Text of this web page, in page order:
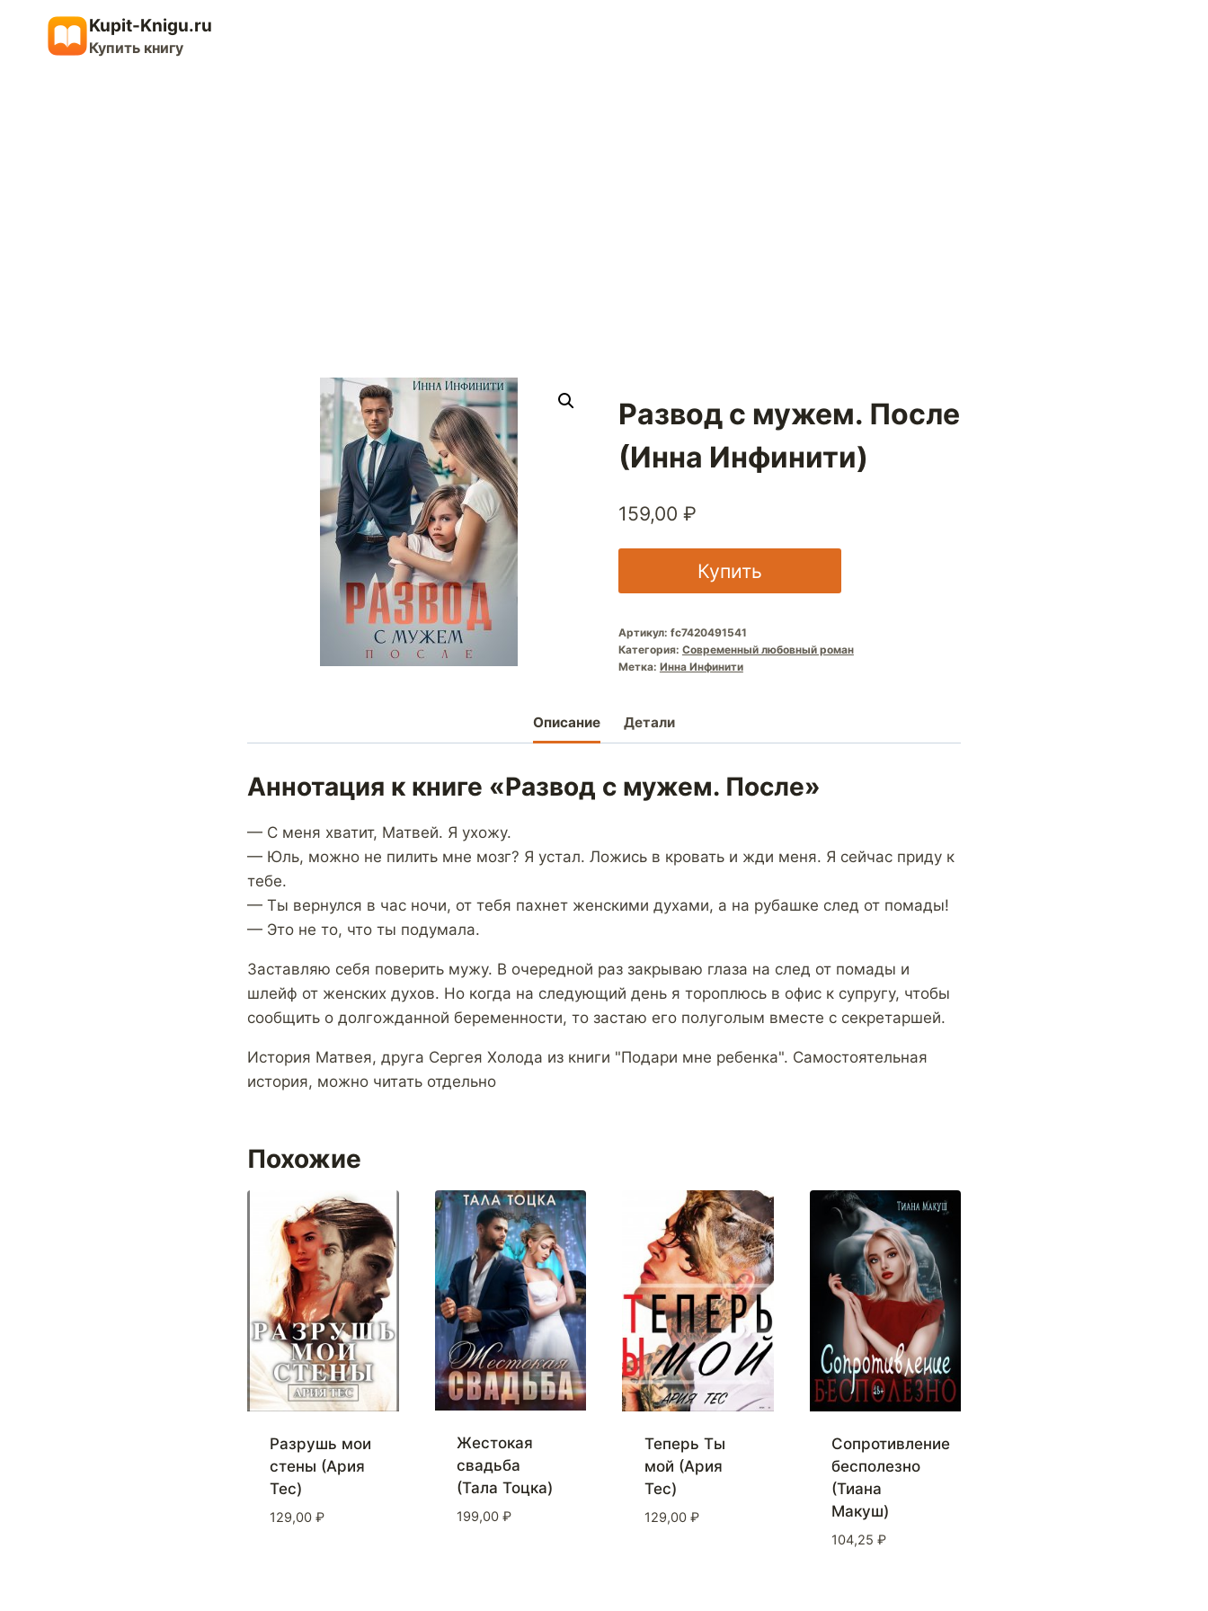
содержимому
Kupit-Knigu.ru
Купить книгу
Развод с мужем. После
(Инна Инфинити)
159,00 ₽
Купить
Артикул: fc7420491541
Категория: Современный любовный роман
Метка: Инна Инфинити
Описание Детали
Аннотация к книге «Развод с мужем. После»
— С меня хватит, Матвей. Я ухожу.
— Юль, можно не пилить мне мозг? Я устал. Ложись в кровать и жди меня. Я сейчас приду к
тебе.
— Ты вернулся в час ночи, от тебя пахнет женскими духами, а на рубашке след от помады!
— Это не то, что ты подумала.
Заставляю себя поверить мужу. В очередной раз закрываю глаза на след от помады и
шлейф от женских духов. Но когда на следующий день я тороплюсь в офис к супругу, чтобы
сообщить о долгожданной беременности, то застаю его полуголым вместе с секретаршей.
История Матвея, друга Сергея Холода из книги "Подари мне ребенка". Самостоятельная
история, можно читать отдельно
Похожие
Разрушь мои
стены (Ария
Тес)
129,00 ₽
Жестокая
свадьба
(Тала Тоцка)
199,00 ₽
Теперь Ты
мой (Ария
Тес)
129,00 ₽
Сопротивление
бесполезно
(Тиана
Макуш)
104,25 ₽